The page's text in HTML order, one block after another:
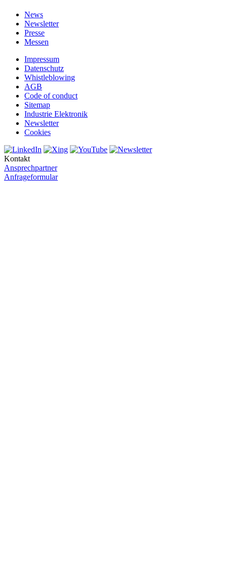
News
Newsletter
Presse
Messen
Impressum
Datenschutz
Whistleblowing
AGB
Code of conduct
Sitemap
Industrie Elektronik
Newsletter
Cookies
Kontakt
Ansprechpartner
Anfrageformular